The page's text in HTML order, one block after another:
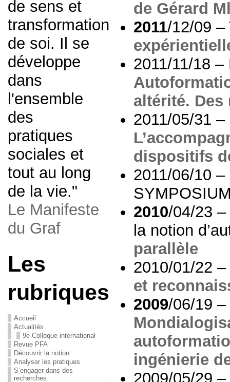
de sens et
transformation
de soi. Il se
développe
dans
l'ensemble
des
pratiques
sociales et
tout au long
de la vie."
Le Manifeste
du Graf
Les
rubriques
Accueil
Actualités
9e Colloque international
Revue PFA
Découvrir la notion
Analyser les pratiques
S’engager dans des
recherches
de Gérard
2011/12/09
2011/11/18 –
altérité.
2011/05/31
dispositifs
2011/06/10
2010/04/23 –
la notion
parallèle
2010/01/22
et
2009/06/19
ingénierie
2009/05/29